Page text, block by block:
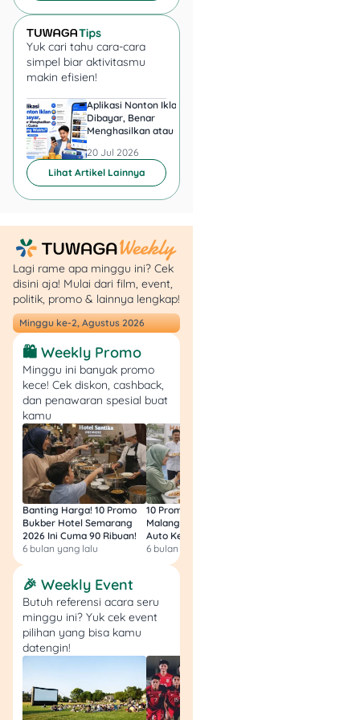
scan/foto dokumen yang
jelas (tidak blur) buat jaga-
jaga kalau diminta unggah
online.
3. Minta
diusulkan/daftar lewat
Kelurahan/Desa untuk
masuk DTKS
DTKS sering jadi “gerbang”
dimulai dari lingkungan:
RT/RW → Kelurahan/Desa
→ verifikasi → masuk DTKS
(kalau memenuhi). DTKS
sendiri adalah data induk
yang dipakai untuk
program perlindungan
sosial, jadi wajar kalau
tahap ini cukup krusial.
4. Gunakan aplikasi Cek
Bansos untuk fitur
“Usul” dan “Sanggah”
Kalau wilayah kamu
mendukung, kamu bisa
memanfaatkan aplikasi
resmi untuk:
Usul(mengajukan
data/keluarga agar
dipertimbangkan)
Sanggah(kalau ada
menurutmu tidak
sesuai)
Yuk cari tahu cara-cara
simpel biar aktivitasmu
makin efisien!
Aplikasi Nonton Iklan
Dibayar, Benar
Menghasilkan atau Cuma
20 Jul 2026
Lihat Artikel Lainnya
Lagi rame apa minggu ini? Cek
disini aja! Mulai dari film, event,
politik, promo & lainnya lengkap!
Minggu ke-2, Agustus 2026
🛍️ Weekly Promo
Minggu ini banyak promo
kece! Cek diskon, cashback,
dan penawaran spesial buat
kamu
Banting Harga! 10 Promo
Bukber Hotel Semarang
2026 Ini Cuma 90 Ribuan!
6 bulan yang lalu
10 Promo Bukber Hotel
Malang 2026: Start 75rb,
Auto Kenyang!
6 bulan yang lalu
🎉 Weekly Event
Butuh referensi acara seru
minggu ini? Yuk cek event
pilihan yang bisa kamu
datengin!